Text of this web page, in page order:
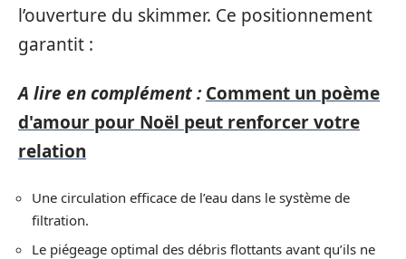
l’ouverture du skimmer. Ce positionnement
garantit :
A lire en complément : Comment un poème
d'amour pour Noël peut renforcer votre
relation
Une circulation efficace de l’eau dans le système de
filtration.
Le piégeage optimal des débris flottants avant qu’ils ne